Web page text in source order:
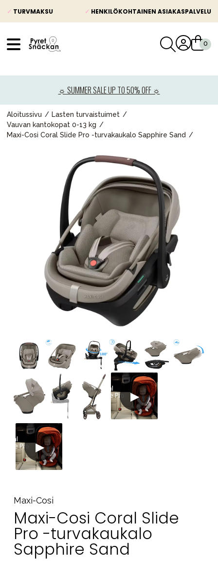
✓ TURVMAKSU ✓ HENKILÖKOHTAINEN ASIAKASPALVELU
☼ SUMMER SALE UP TO 50% OFF ☼
Aloitussivu
Lasten turvaistuimet
Vauvan kantokopat 0-13 kg
Maxi-Cosi Coral Slide Pro -turvakaukalo Sapphire Sand
Maxi-Cosi
Maxi-Cosi Coral Slide
Pro -turvakaukalo
Sapphire Sand
Lastenvaunut
Lasten turvaistuimet
Vauvan paketti
Lelut ja pelit
Äiti & Isä
Huonekalut & vuodevaatteet
Tarvikkeet
Varaosat
Kampanjat
Lahjavinkkejä
Suosikit
Tavaramerkit
Aurinko ja uinti Outlet
Opas
Ota meihin yhteyttä osoitteessa
Myymälämme